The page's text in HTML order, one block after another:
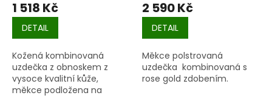
1 518 Kč
DETAIL
Kožená kombinovaná
uzdečka z obnoskem z
vysoce kvalitní kůže,
měkce podložena na
2 590 Kč
DETAIL
Měkce polstrovaná
uzdečka kombinovaná s
rose gold zdobením.